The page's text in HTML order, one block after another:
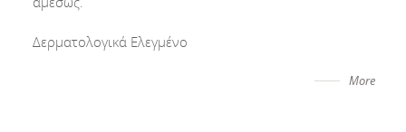
Δερματολογικά Ελεγμένο
More